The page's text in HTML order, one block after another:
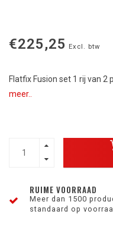
€225,25 Excl. btw
Flatfix Fusion set 1 rij van
meer..
RUIME VOORRAAD
Meer dan 1500
standaard op